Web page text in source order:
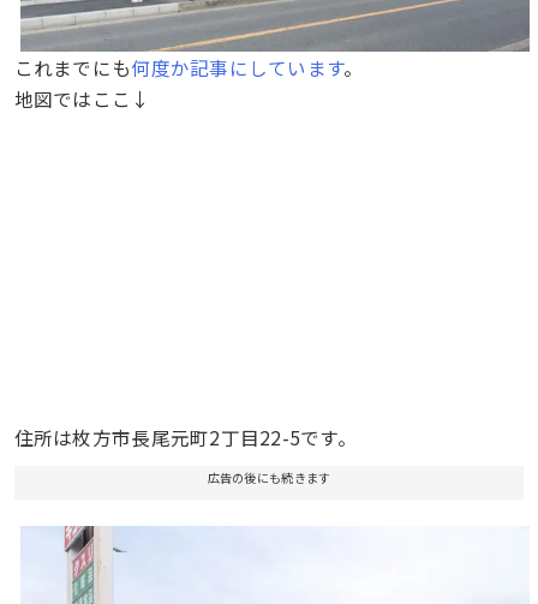
これまでにも何度か記事にしています。
地図ではここ↓
住所は枚方市長尾元町2丁目22-5です。
広告の後にも続きます